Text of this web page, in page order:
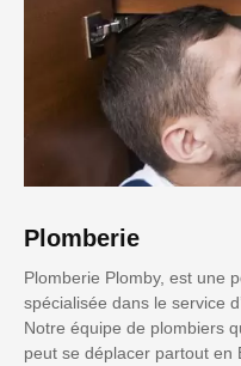
Plomberie
Plomberie Plomby, est une
spécialisée dans le service
Notre équipe de plombiers
peut se déplacer partout en